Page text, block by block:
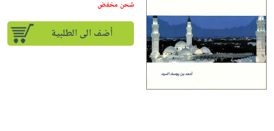
إختياراتنا
كتب
أكاديمية
صندوق
iKitab
بلا
حدود
يتكرر
يتكرر
طرحها
تحميل
على
المواضيع
الأكثر
مبيعاً
وسائل
الصحة
والعناية
جديد
شحن مخفض
أضف الى الطلبية